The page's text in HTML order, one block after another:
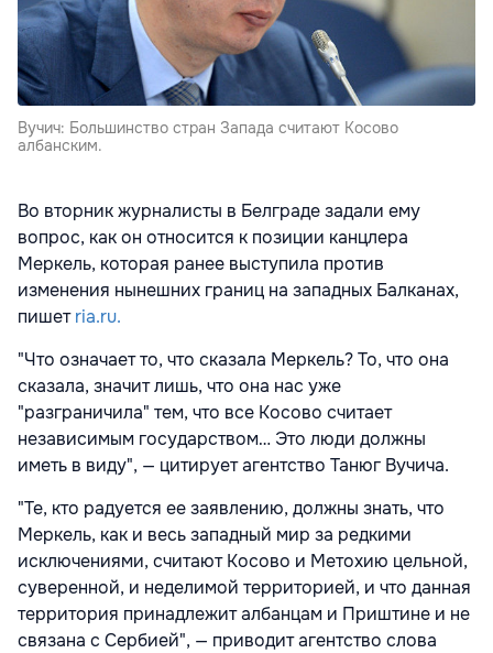
Вучич: Большинство стран Запада считают Косово
албанским.
Во вторник журналисты в Белграде задали ему
вопрос, как он относится к позиции канцлера
Меркель, которая ранее выступила против
изменения нынешних границ на западных Балканах,
пишетria.ru.
"Что означает то, что сказала Меркель? То, что она
сказала, значит лишь, что она нас уже
"разграничила" тем, что все Косово считает
независимым государством… Это люди должны
иметь в виду", — цитирует агентство Танюг Вучича.
"Те, кто радуется ее заявлению, должны знать, что
Меркель, как и весь западный мир за редкими
исключениями, считают Косово и Метохию цельной,
суверенной, и неделимой территорией, и что данная
территория принадлежит албанцам и Приштине и не
связана с Сербией", — приводит агентство слова